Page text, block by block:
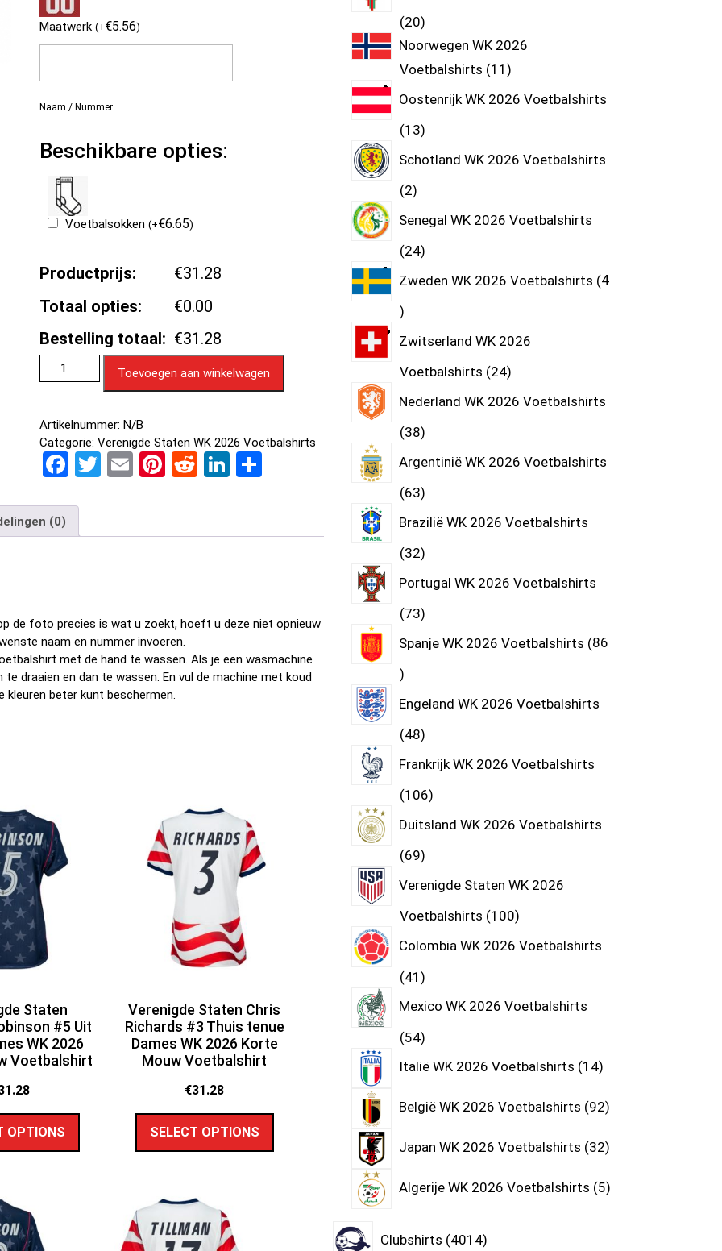
Maatwerk (+€5.56)
Naam / Nummer
Beschikbare opties:
Voetbalsokken (+€6.65)
Productprijs:
€31.28
Totaal opties:
€0.00
Bestelling totaal: €31.28
Toevoegen aan winkelwagen
Artikelnummer: N/B
Categorie: Verenigde Staten WK 2026 Voetbalshirts
F
ce
b
k
T
er
E Pi
es
R
di
Li
dI
D
n
(0)
de foto precies is wat u zoekt, hoeft u deze niet opnieuw
naam en nummer invoeren.
met de hand te wassen. Als je een wasmachine
draaien en dan te wassen. En vul de machine met koud
kleuren beter kunt beschermen.
Staten
#5 Uit
WK 2026
Voetbalshirt
OPTIONS
Verenigde Staten Chris
Richards #3 Thuis tenue
Dames WK 2026 Korte
Mouw Voetbalshirt
€31.28
SELECT OPTIONS
20
Noorwegen WK 2026
Voetbalshirts 11
Oostenrijk WK 2026 Voetbalshirts
13
Schotland WK 2026 Voetbalshirts
2
Senegal WK 2026 Voetbalshirts
24
Zweden WK 2026 Voetbalshirts 4
Zwitserland WK 2026
Voetbalshirts 24
Nederland WK 2026 Voetbalshirts
38
Argentinië WK 2026 Voetbalshirts
63
Brazilië WK 2026 Voetbalshirts
32
Portugal WK 2026 Voetbalshirts
73
Spanje WK 2026 Voetbalshirts 86
Engeland WK 2026 Voetbalshirts
48
Frankrijk WK 2026 Voetbalshirts
106
Duitsland WK 2026 Voetbalshirts
69
Verenigde Staten WK 2026
Voetbalshirts 100
Colombia WK 2026 Voetbalshirts
41
Mexico WK 2026 Voetbalshirts
54
Italië WK 2026 Voetbalshirts 14
België WK 2026 Voetbalshirts 92
Japan WK 2026 Voetbalshirts 32
Algerije WK 2026 Voetbalshirts 5
Clubshirts 4014